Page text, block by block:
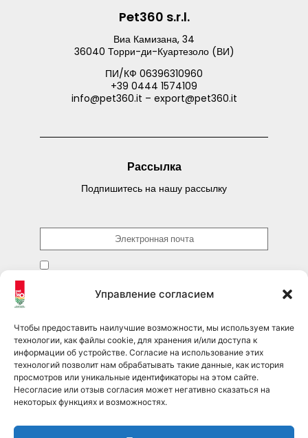
Управление согласием
Чтобы предоставить наилучшие возможности, мы используем такие
технологии, как файлы cookie, для хранения и/или доступа к
информации об устройстве. Согласие на использование этих
технологий позволит нам обрабатывать такие данные, как история
просмотров или уникальные идентификаторы на этом сайте.
Несогласие или отзыв согласия может негативно сказаться на
некоторых функциях и возможностях.
Pet360 s.r.l.
Виа Камизана, 34
36040 Торри-ди-Куартезоло (ВИ)
ПИ/КФ 06396310960
+39 0444 1574109
info@pet360.it – export@pet360.it
Рассылка
Подпишитесь на нашу рассылку
конфиденциальности
Подписывайтесь на нас в соцсетях